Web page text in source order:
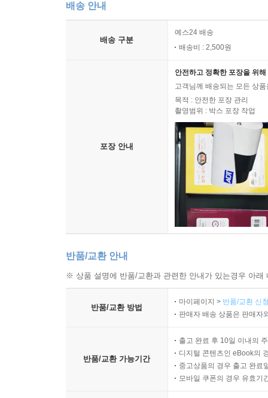
배송 안내
배송 구분
예스24 배송
배송비 : 2,500원
포장 안내
안전하고 정확한 포장을 위
고객님께 배송되는 모든 상
목적 : 안전한 포장 관리
촬영범위 : 박스 포장 작업
반품/교환 안내
※ 상품 설명에 반품/교환과 관련한 안내가 있는경우 아
반품/교환 방법
마이페이지 > 반품/교환 신
판매자 배송 상품은 판매자
반품/교환 가능기간
출고 완료 후 10일 이내의
디지털 콘텐츠인 eBook의
중고상품의 경우 출고 완료
모바일 쿠폰의 경우 유효기